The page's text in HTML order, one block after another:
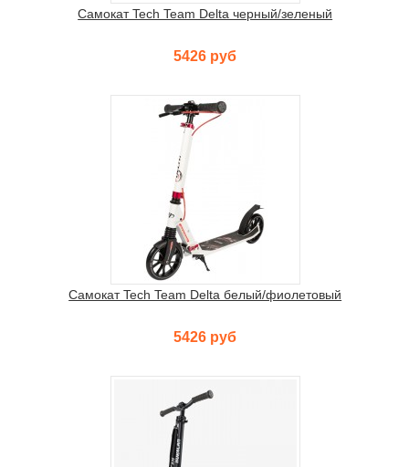
Самокат Tech Team Delta черный/зеленый
5426 руб
Самокат Tech Team Delta белый/фиолетовый
5426 руб